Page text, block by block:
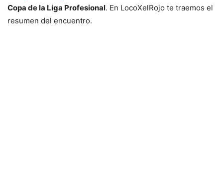
Copa de la Liga Profesional. En LocoXelRojo te traemos el
resumen del encuentro.